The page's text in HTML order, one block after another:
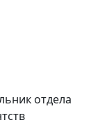
отдела